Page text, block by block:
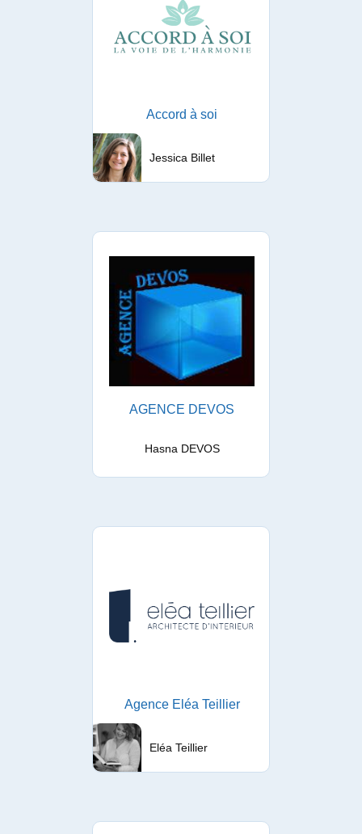
Accord à soi
Jessica Billet
AGENCE DEVOS
Hasna DEVOS
Agence Eléa Teillier
Eléa Teillier